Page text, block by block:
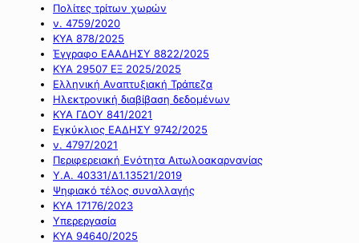
Πολίτες τρίτων χωρών
ν. 4759/2020
ΚΥΑ 878/2025
Έγγραφο ΕΑΑΔΗΣΥ 8822/2025
ΚΥΑ 29507 ΕΞ 2025/2025
Ελληνική Αναπτυξιακή Τράπεζα
Ηλεκτρονική διαβίβαση δεδομένων
ΚΥΑ ΓΔΟΥ 841/2021
Εγκύκλιος ΕΑΔΗΣΥ 9742/2025
ν. 4797/2021
Περιφερειακή Ενότητα Αιτωλοακαρνανίας
Υ.Α. 40331/Δ1.13521/2019
Ψηφιακό τέλος συναλλαγής
ΚΥΑ 17176/2023
Υπερεργασία
ΚΥΑ 94640/2025